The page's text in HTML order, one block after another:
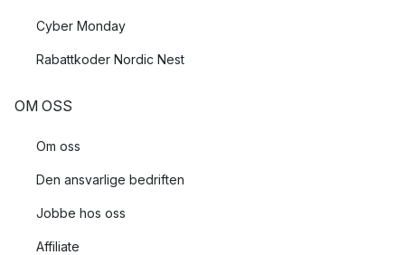
Cyber Monday
Rabattkoder Nordic Nest
OM OSS
Om oss
Den ansvarlige bedriften
Jobbe hos oss
Affiliate